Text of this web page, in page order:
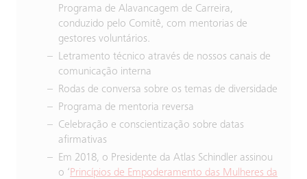
Programa de Alavancagem de Carreira,
conduzido pelo Comitê, com mentorias de
gestores voluntários.
Letramento técnico através de nossos canais de
comunicação interna
Rodas de conversa sobre os temas de diversidade
Programa de mentoria reversa
Celebração e conscientização sobre datas
afirmativas
Em 2018, o Presidente da Atlas Schindler assinou
o ‘Princípios de Empoderamento das Mulheres da